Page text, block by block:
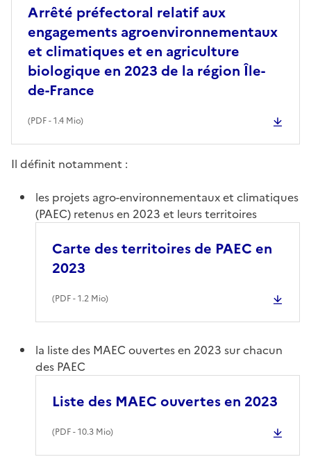
Arrêté préfectoral relatif aux
engagements agroenvironnementaux
et climatiques et en agriculture
biologique en 2023 de la région Île-
de-France
(PDF- 1.4 Mio)
Il définit notamment :
les projets agro-environnementaux et climatiques
(PAEC) retenus en 2023 et leurs territoires
Carte des territoires de PAEC en
2023
(PDF- 1.2 Mio)
la liste des MAEC ouvertes en 2023 sur chacun
des PAEC
Liste des MAEC ouvertes en 2023
(PDF- 10.3 Mio)